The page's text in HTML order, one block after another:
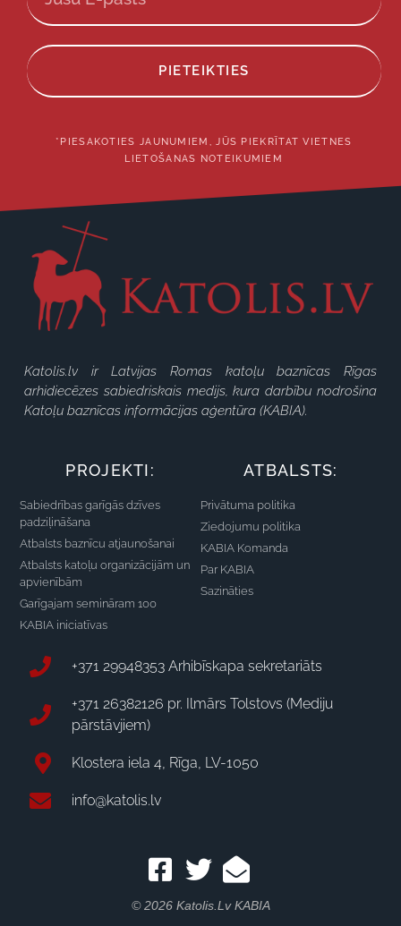
PIETEIKTIES
*PIESAKOTIES JAUNUMIEM, JŪS PIEKRĪTAT VIETNES
LIETOŠANAS NOTEIKUMIEM
Katolis.lv ir Latvijas Romas katoļu baznīcas Rīgas
arhidiecēzes sabiedriskais medijs, kura darbību nodrošina
Katoļu baznīcas informācijas aģentūra (KABIA).
PROJEKTI:
Sabiedrības garīgās dzīves
padziļināšana
Atbalsts baznīcu atjaunošanai
Atbalsts katoļu organizācijām un
apvienībām
Garīgajam semināram 100
KABIA iniciatīvas
ATBALSTS:
Privātuma politika
Ziedojumu politika
KABIA Komanda
Par KABIA
Sazināties
+371 29948353 Arhibīskapa sekretariāts
+371 26382126 pr. Ilmārs Tolstovs (Mediju
pārstāvjiem)
Klostera iela 4, Rīga, LV-1050
info@katolis.lv
© 2026 Katolis.lv KABIA